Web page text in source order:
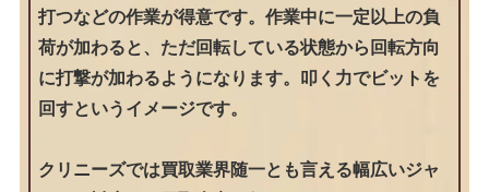
打つなどの作業が得意です。作業中に一定以上の負
荷が加わると、ただ回転している状態から回転方向
に打撃が加わるようになります。叩く力でビットを
回すというイメージです。
クリニーズでは買取業界随一とも言える幅広いジャ